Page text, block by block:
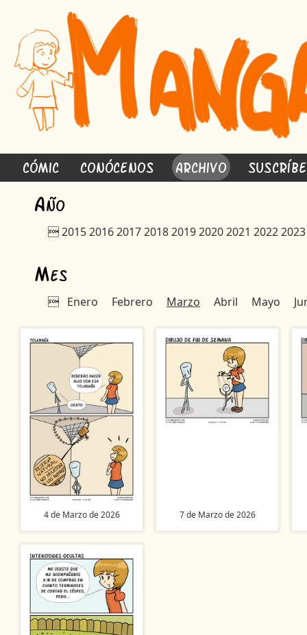
Cómic Conócenos Archivo
Año
2015201620172018201920202021 20222023
Mes
 Enero Febrero Marzo Abril Mayo
4 de Marzo de 2026 7 de Marzo de 2026